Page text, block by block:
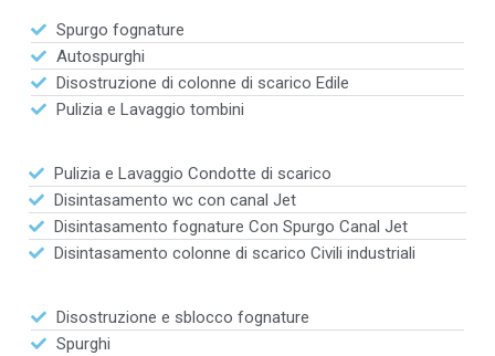
Spurgo fognature
Autospurghi
Disostruzione di colonne di scarico Edile
Pulizia e Lavaggio tombini
Pulizia e Lavaggio Condotte di scarico
Disintasamento wc con canal Jet
Disintasamento fognature Con Spurgo Canal Jet
Disintasamento colonne di scarico Civili industriali
Disostruzione e sblocco fognature
Spurghi